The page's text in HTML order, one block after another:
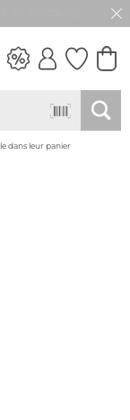
dans leur panier